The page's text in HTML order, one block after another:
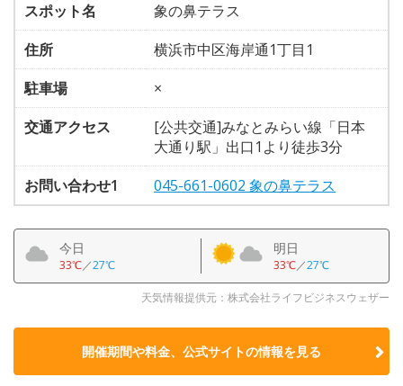
スポット名
象の鼻テラス
住所
横浜市中区海岸通1丁目1
駐車場
×
交通アクセス
[公共交通]みなとみらい線「日本
大通り駅」出口1より徒歩3分
お問い合わせ1
045-661-0602 象の鼻テラス
今日
33℃／27℃
明日
33℃／27℃
天気情報提供元：株式会社ライフビジネスウェザー
開催期間や料金、公式サイトの情報を見る